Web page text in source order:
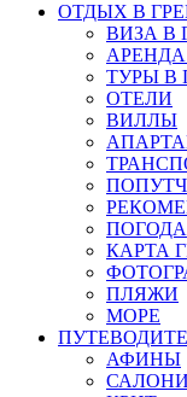
ОТДЫХ В
ВИЗА В
ТУРЫ В
ОТЕЛИ
ВИЛЛЫ
ПОГОДА
КАРТА
ПЛЯЖИ
МОРЕ
АФИНЫ